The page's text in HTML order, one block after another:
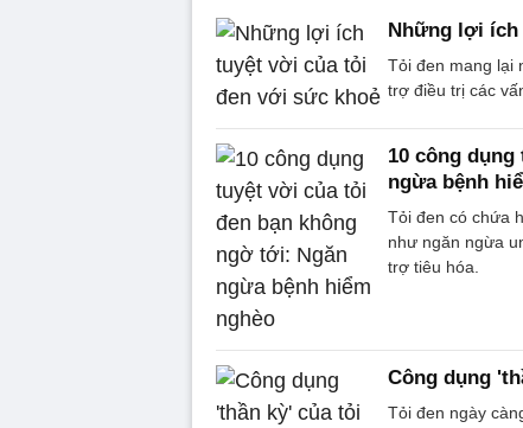
Những lợi
Tỏi đen mang lại
trợ điều trị các
10 công
ngừa bệnh
Tỏi đen có chứa
như ngăn ngừa
trợ tiêu hóa.
Công dụng
Tỏi đen ngày